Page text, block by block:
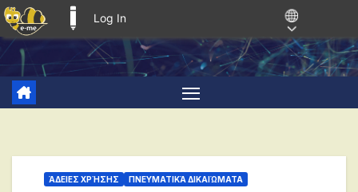
Log In
Skip
content
ΆΔΕΙΕΣ ΧΡΉΣΗΣ ΠΝΕΥΜΑΤΙΚΆ ΔΙΚΑΙΏΜΑΤΑ